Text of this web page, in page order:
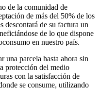
de la comunidad de
de más del 50% de los
descontará de su factura un
de lo que dispone
en nuestro país.
una parcela hasta ahora sin
protección del medio
con la satisfacción de
se consume, utilizando